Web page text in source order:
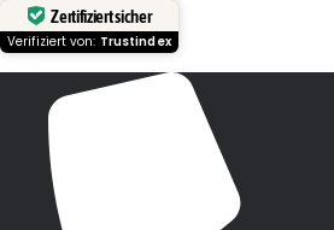
Zertifiziert sicher
Verifiziert von: Trustindex